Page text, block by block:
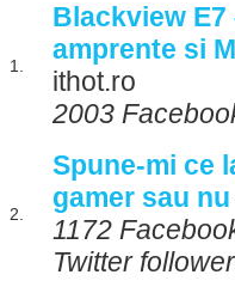
1.
Blackview
amprente si
ithot.ro
2003
2.
Spune-mi ce
gamer sau nu
1172
Twitter